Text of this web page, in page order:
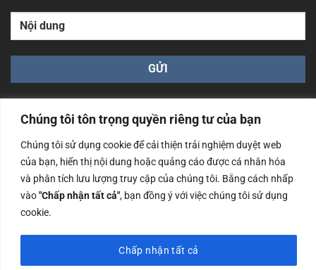
Chúng tôi tôn trọng quyền riêng tư của bạn
Chúng tôi sử dụng cookie để cải thiện trải nghiệm duyệt web
của bạn, hiển thị nội dung hoặc quảng cáo được cá nhân hóa
và phân tích lưu lượng truy cập của chúng tôi. Bằng cách nhấp
vào"Chấp nhận tất cả", bạn đồng ý với việc chúng tôi sử dụng
cookie.
Chấp nhận tất cả
Công ty TNHH Nam Bình Xương - Số ĐKKD: 0108783483
cấp ngày 14/06/2019 bởi Sở Kế Hoạch và Đầu Tư Tp. Hà
Nội
Copyrights @2023 Nam Binh Xuong. All Rights Reserved